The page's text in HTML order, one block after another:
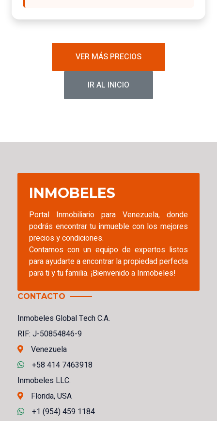
VER MÁS PRECIOS
IR AL INICIO
INMOBELES
Portal Inmobiliario para Venezuela, donde
podrás encontrar tu inmueble con los mejores
precios y condiciones.
Contamos con un equipo de expertos listos
para ayudarte a encontrar la propiedad perfecta
para ti y tu familia. ¡Bienvenido a Inmobeles!
CONTACTO
Inmobeles Global Tech C.A.
RIF: J-50854846-9
Venezuela
+58 414 7463918
Inmobeles LLC.
Florida, USA
+1 (954) 459 1184